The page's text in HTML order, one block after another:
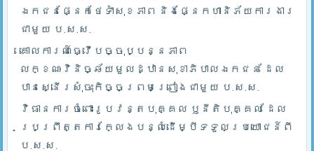
ឯកជនផ្នែកថែទាំសុខភាព និងផ្នែកហានិភ័យការងារ
ជាមួយ ប.ស.ស.
គោលការណ៍ធ្វើបច្ចុប្បន្នភាព
លក្ខណៈវិនិច្ឆ័យមួលដ្ឋានសុខាភិបាលឯកជន ដែល
បានស្នើរសុំចុះកិច្ចព្រមព្រៀងជាមួយ ប.ស.ស.
វិធានការចំពោះរូបវន្តបុគ្គល ឫនីតិបុគ្គល ដែល
ប្រព្រឹត្តការក្លែងបន្លំដើម្បីទទួលប្រយោជន៍ពី
ប.ស.ស.